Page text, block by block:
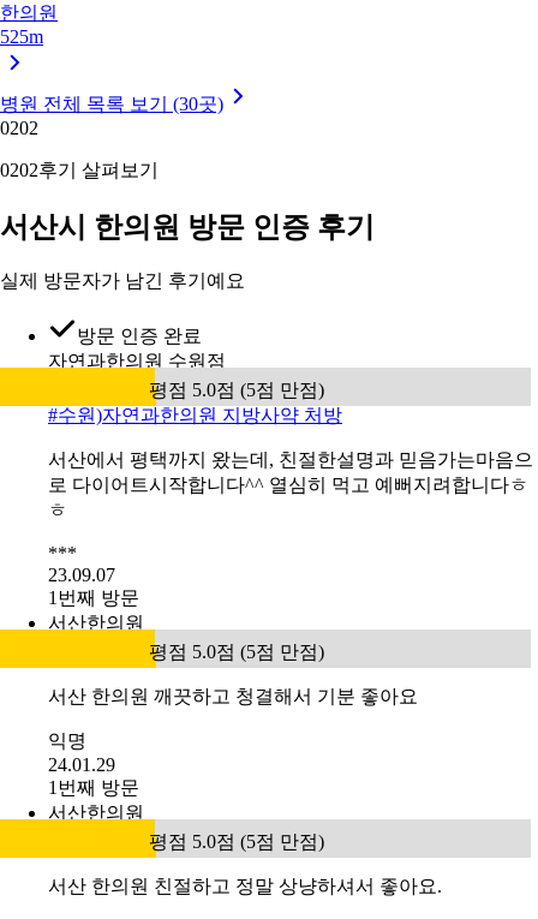
한의원
525m
병원 전체 목록 보기 (30곳)
0202
0202후기 살펴보기
서산시 한의원 방문 인증 후기
실제 방문자가 남긴 후기예요
방문 인증 완료
자연과한의원 수원점
평점 5.0점 (5점 만점)
#수원)자연과한의원 지방사약 처방
서산에서 평택까지 왔는데, 친절한설명과 믿음가는마음으
로 다이어트시작합니다^^ 열심히 먹고 예뻐지려합니다ㅎ
ㅎ
***
23.09.07
1번째 방문
서산한의원
평점 5.0점 (5점 만점)
서산 한의원 깨끗하고 청결해서 기분 좋아요
익명
24.01.29
1번째 방문
서산한의원
평점 5.0점 (5점 만점)
서산 한의원 친절하고 정말 상냥하셔서 좋아요.